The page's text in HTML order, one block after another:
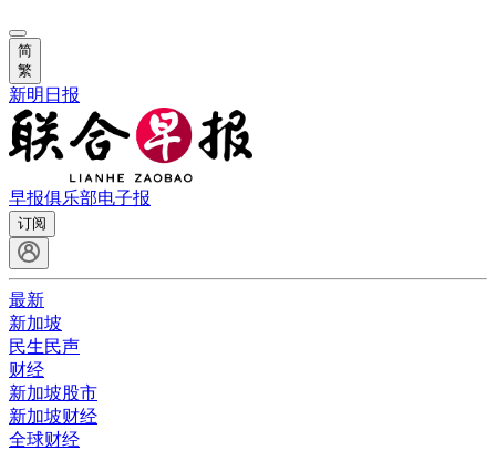
简
繁
新明日报
早报俱乐部电子报
订阅
最新
新加坡
民生民声
财经
新加坡股市
新加坡财经
全球财经